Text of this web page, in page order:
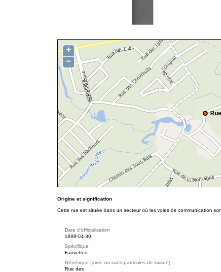
+
−
Origine et signification
Cette rue est située dans un secteur où les voies de communication
Date d'officialisation
1999-04-30
Spécifique
Fauvettes
Générique (avec ou sans particules de liaison)
Rue des